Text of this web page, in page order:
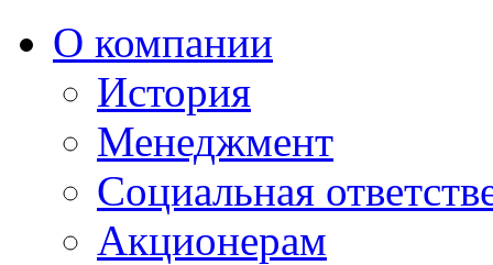
О компании
История
Менеджмент
Социальная
Акционерам